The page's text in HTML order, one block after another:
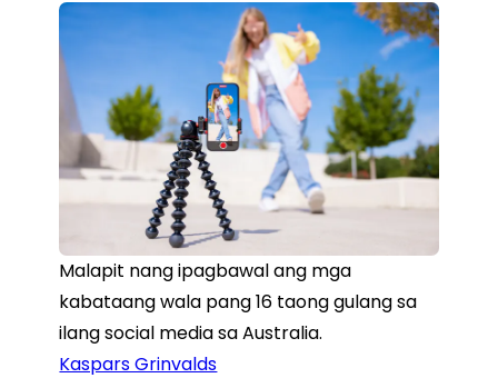
Malapit nang ipagbawal ang mga
kabataang wala pang 16 taong gulang sa
ilang social media sa Australia.
Kaspars Grinvalds